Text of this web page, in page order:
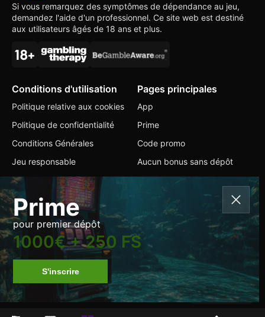
Prime
pour premier dépôt
1000€ + 250 FS
S'inscrire
Si vous remarquez des symptômes de dépendance au jeu,
demandez l'aide d'un professionnel. Ce site web est destiné
aux utilisateurs âgés de 18 ans et plus.
Conditions d'utilisation
Politique relative aux cookies
Politique de confidentialité
Conditions Générales
Jeu responsable
Pages principales
App
Prime
Code promo
Aucun bonus sans dépôt
Contacts
+599 9 2228304
info@jumbabets.com
Changer de langue
All Rights Reserved.